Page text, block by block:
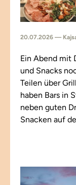
20.07.2026 —
Ein Abend mit
und Snacks
Teilen über
haben Bars in
neben guten
Snacken auf